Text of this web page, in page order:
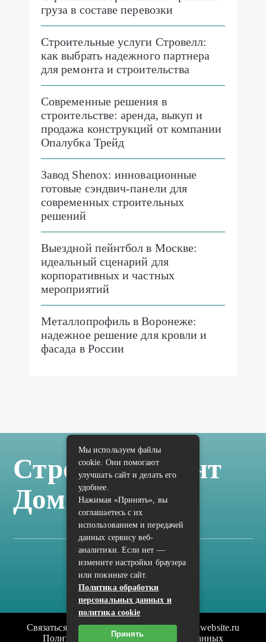
груза в составе перевозки
Строительные услуги Стровелл:
как выбрать надежного партнера
для ремонта и строительства
Современные решения в
строительстве: аренда, выкуп и
продажа конструкций от компании
Опалубка Трейд
Завод Shenox: инновационные
готовые сэндвич-панели для
современных строительных
решений
Выездной пейнтбол в Москве:
идеальный сценарий для
корпоративных и частных
мероприятий
Металлопрофиль в Воронеже:
надежное решение для кровли и
фасада в России
Стройка Ремонт
Дом Отделка
Карта сайта
Политика конфиденциальности
Связаться с редакцией сайта: vilic.ru@mailwebsite.ru
Политика обработки персональных данных
Мы используем файлы
cookie. Они помогают
улучшать сайт и делать его
удобнее.
Нажимая «Принять», вы
соглашаетесь с их
использованием и передачей
данных сервису веб-
аналитики. Если нет —
измените настройки браузера
или покиньте сайт.
Политика обработки
персональных данных и
политика cookie
Принять